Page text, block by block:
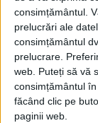
consimțământul.
prelucrări ale
consimțământul
prelucrare.
web. Puteți să vă
consimțământul
făcând clic pe
paginii web.
PORTOFOLIU
Capital
Evenimentul
Doctorul Zilei